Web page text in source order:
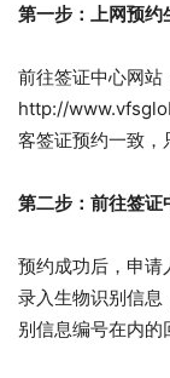
第一步：上网预约
前往签证中心网站
http://
客签证预约一致，
第二步：前往签证
预约成功后，申请
录入生物识别信息
别信息编号在内的